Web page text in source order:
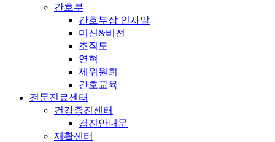
간호부
간호부장 인사말
미션&비전
조직도
연혁
제위원회
간호교육
전문진료센터
건강증진센터
검진안내문
재활센터